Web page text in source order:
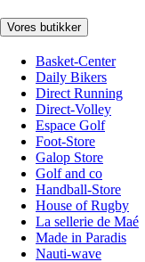
Vores butikker
Basket-Center
Daily Bikers
Direct Running
Direct-Volley
Espace Golf
Foot-Store
Galop Store
Golf and co
Handball-Store
House of Rugby
La sellerie de Maé
Made in Paradis
Nauti-wave